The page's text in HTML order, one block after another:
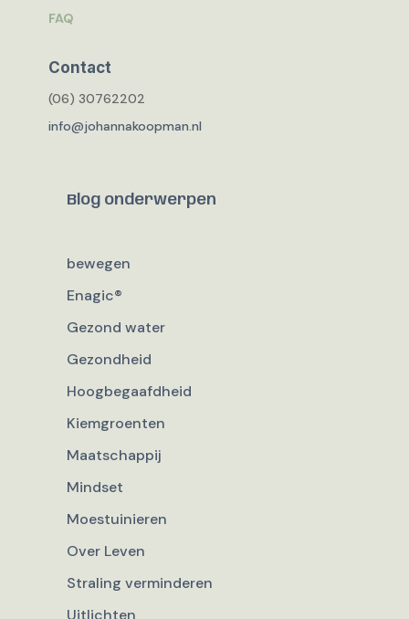
FAQ
Contact
(06) 30762202
info@johannakoopman.nl
Blog onderwerpen
bewegen
Enagic®
Gezond water
Gezondheid
Hoogbegaafdheid
Kiemgroenten
Maatschappij
Mindset
Moestuinieren
Over Leven
Straling verminderen
Uitlichten